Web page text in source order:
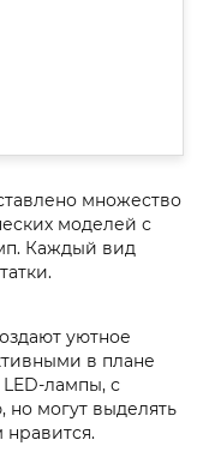
множество
моделей с
Каждый вид
уютное
в плане
лампы, с
но могут выделять
нравится.